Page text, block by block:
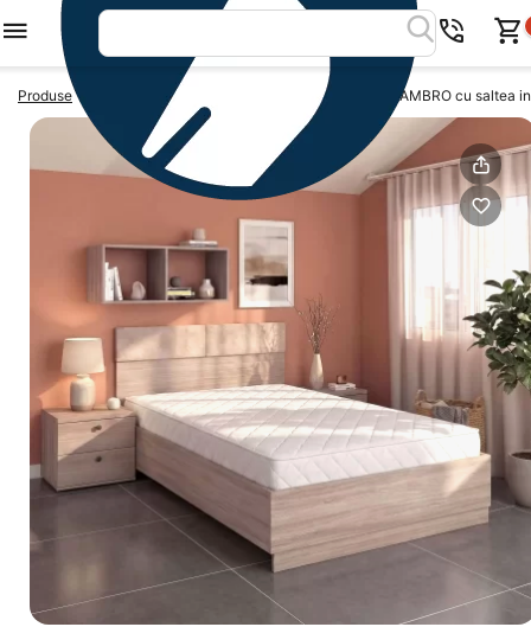
Produse Paturi cu saltea inclusa Pat de o persoana AMBRO cu saltea